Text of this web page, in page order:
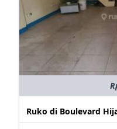
Ruko di Boulevard